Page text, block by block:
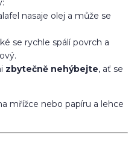
nasaje olej a může se
se rychle spálí povrch a
zbytečně nehýbejte, ať se
mřížce nebo papíru a lehce